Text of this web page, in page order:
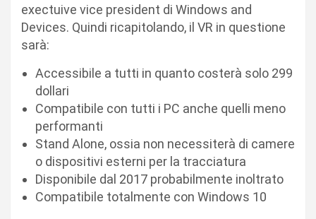
exectuive vice president di Windows and
Devices. Quindi ricapitolando, il VR in questione
sarà:
Accessibile a tutti in quanto costerà solo 299
dollari
Compatibile con tutti i PC anche quelli meno
performanti
Stand Alone, ossia non necessiterà di camere
o dispositivi esterni per la tracciatura
Disponibile dal 2017 probabilmente inoltrato
Compatibile totalmente con Windows 10